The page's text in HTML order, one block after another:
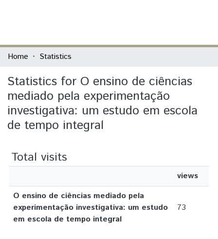
Communities & Collections
All of DSpace
Home Statistics
Statistics for O ensino de ciências
mediado pela experimentação
investigativa: um estudo em escola
de tempo integral
Total visits
views
O ensino de ciências mediado pela
experimentação investigativa: um estudo
em escola de tempo integral
73